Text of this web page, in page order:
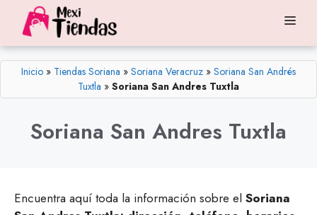
contenido
Inicio » Tiendas Soriana » Soriana Veracruz » Soriana San Andrés
Tuxtla » Soriana San Andres Tuxtla
Soriana San Andres Tuxtla
Encuentra aquí toda la información sobre el Soriana